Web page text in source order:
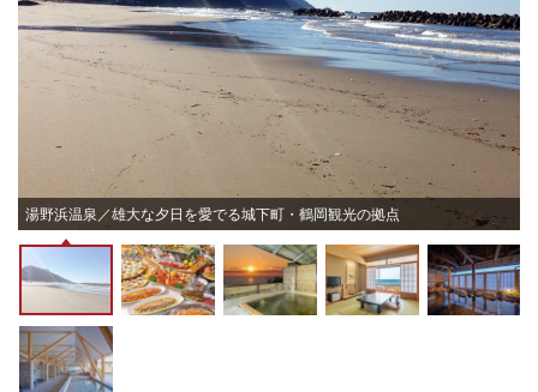
湯野浜温泉／雄大な夕日を愛でる城下町・鶴岡観光の拠点